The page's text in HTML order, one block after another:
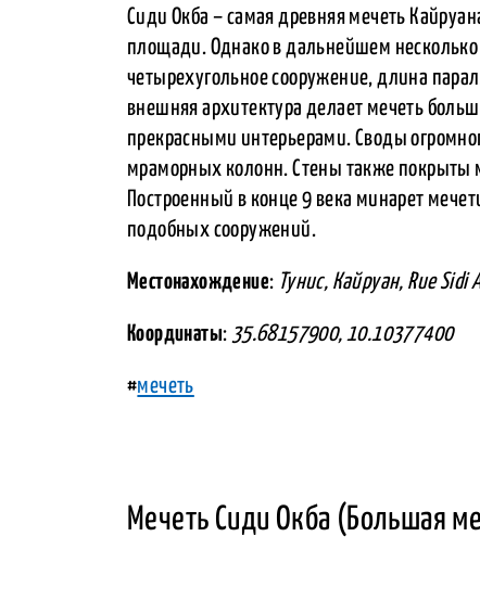
Сиди Окба – самая древняя мечеть
площади. Однако в дальнейшем несколько
четырехугольное сооружение, длина
внешняя архитектура делает мечеть
прекрасными интерьерами. Своды
мраморных колонн. Стены также
Построенный в конце 9 века минарет
подобных сооружений.
Местонахождение: Тунис, Кайруан, Rue Sidi
Координаты: 35.68157900, 10.10377400
#мечеть
Мечеть Сиди Окба (Большая